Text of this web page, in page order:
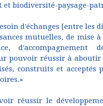
et biodiversité-paysage-
d'échanges [entre les
mutuelles, de mise
d'accompagnement
pouvoir réussir à aboutir
construits et acceptés
réussir le